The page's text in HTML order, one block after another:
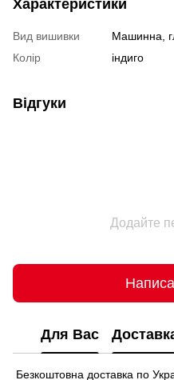
Характеристики
Вид вишивки
Машинна,
Колір
індиго
Відгуки
Додайте
Для Вас
Безкоштовна доставка по